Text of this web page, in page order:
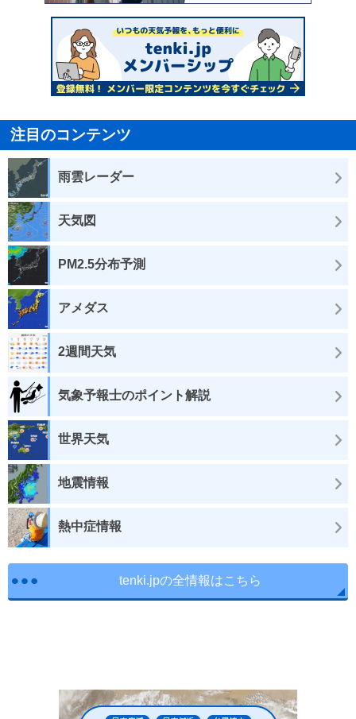
注目のコンテンツ
雨雲レーダー
天気図
PM2.5分布予測
アメダス
2週間天気
気象予報士のポイント解説
世界天気
地震情報
熱中症情報
tenki.jpの全情報はこちら